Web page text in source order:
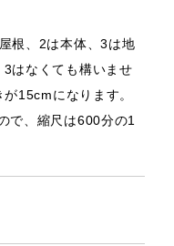
根、2は本体、3は地
はなくても構いませ
15cmになります。
で、縮尺は600分の1